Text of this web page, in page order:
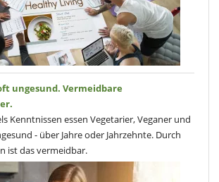
ungesund. Vermeidbare
Kenntnissen essen Vegetarier, Veganer und
- über Jahre oder Jahrzehnte. Durch
ist das vermeidbar.